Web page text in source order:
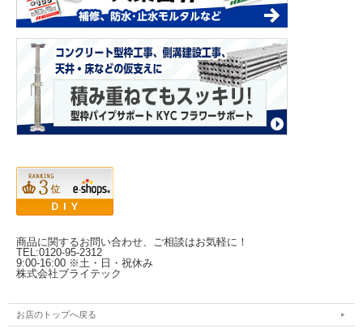
商品に関するお問い合わせ、ご相談はお気軽に！
TEL:0120-95-2312
9:00-16:00 ※土・日・祝休み
株式会社ブライテック
お店のトップへ戻る